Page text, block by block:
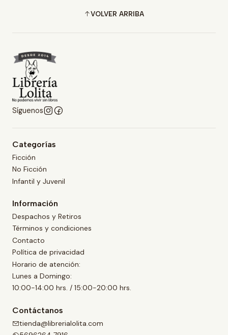
VOLVER ARRIBA
Síguenos
Categorías
Ficción
No Ficción
Infantil y Juvenil
Información
Despachos y Retiros
Términos y condiciones
Contacto
Política de privacidad
Horario de atención:
Lunes a Domingo:
10:00-14:00 hrs. / 15:00-20:00 hrs.
Contáctanos
tienda@librerialolita.com